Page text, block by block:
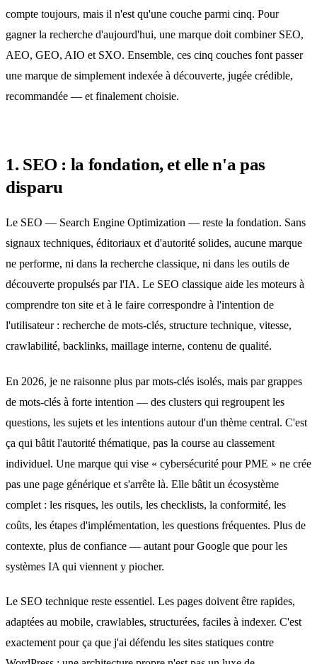
compte toujours, mais il n'est qu'une couche parmi cinq. Pour
gagner la recherche d'aujourd'hui, une marque doit combiner SEO,
AEO, GEO, AIO et SXO. Ensemble, ces cinq couches font passer
une marque de simplement indexée à découverte, jugée crédible,
recommandée — et finalement choisie.
1. SEO : la fondation, et elle n'a pas
disparu
Le SEO — Search Engine Optimization — reste la fondation. Sans
signaux techniques, éditoriaux et d'autorité solides, aucune marque
ne performe, ni dans la recherche classique, ni dans les outils de
découverte propulsés par l'IA. Le SEO classique aide les moteurs à
comprendre ton site et à le faire correspondre à l'intention de
l'utilisateur : recherche de mots-clés, structure technique, vitesse,
crawlabilité, backlinks, maillage interne, contenu de qualité.
En 2026, je ne raisonne plus par mots-clés isolés, mais par grappes
de mots-clés à forte intention — des clusters qui regroupent les
questions, les sujets et les intentions autour d'un thème central. C'est
ça qui bâtit l'autorité thématique, pas la course au classement
individuel. Une marque qui vise « cybersécurité pour PME » ne crée
pas une page générique et s'arrête là. Elle bâtit un écosystème
complet : les risques, les outils, les checklists, la conformité, les
coûts, les étapes d'implémentation, les questions fréquentes. Plus de
contexte, plus de confiance — autant pour Google que pour les
systèmes IA qui viennent y piocher.
Le SEO technique reste essentiel. Les pages doivent être rapides,
adaptées au mobile, crawlables, structurées, faciles à indexer. C'est
exactement pour ça que j'ai défendu les sites statiques contre